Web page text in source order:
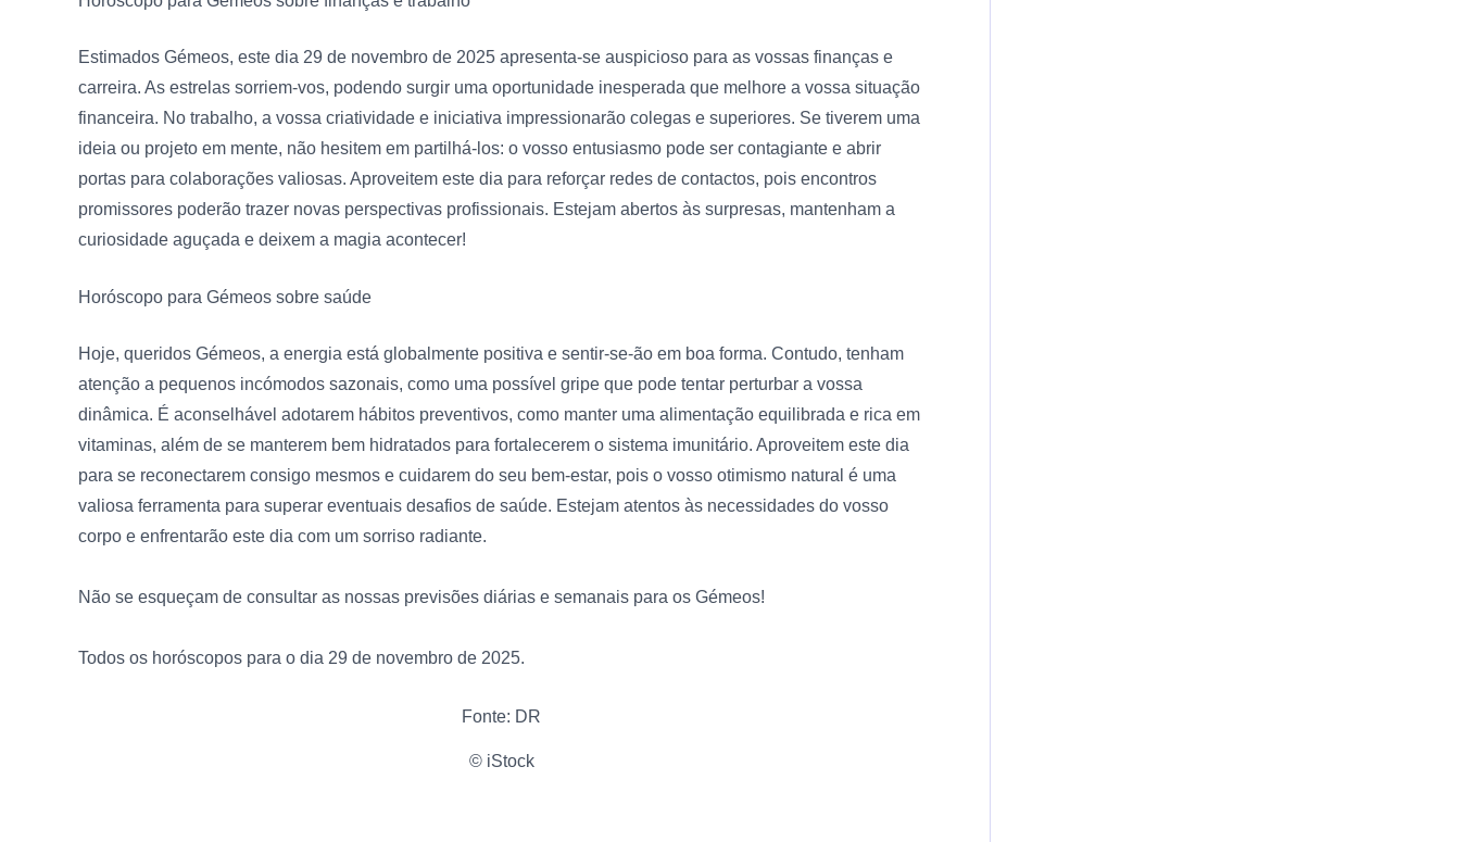
Estimados Gémeos, este dia 29 de novembro de 2025 apresenta-se auspicioso para as vossas finanças e
carreira. As estrelas sorriem-vos, podendo surgir uma oportunidade inesperada que melhore a vossa situação
financeira. No trabalho, a vossa criatividade e iniciativa impressionarão colegas e superiores. Se tiverem uma
ideia ou projeto em mente, não hesitem em partilhá-los: o vosso entusiasmo pode ser contagiante e abrir
portas para colaborações valiosas. Aproveitem este dia para reforçar redes de contactos, pois encontros
promissores poderão trazer novas perspectivas profissionais. Estejam abertos às surpresas, mantenham a
curiosidade aguçada e deixem a magia acontecer!
Horóscopo para Gémeos sobre saúde
Hoje, queridos Gémeos, a energia está globalmente positiva e sentir-se-ão em boa forma. Contudo, tenham
atenção a pequenos incómodos sazonais, como uma possível gripe que pode tentar perturbar a vossa
dinâmica. É aconselhável adotarem hábitos preventivos, como manter uma alimentação equilibrada e rica em
vitaminas, além de se manterem bem hidratados para fortalecerem o sistema imunitário. Aproveitem este dia
para se reconectarem consigo mesmos e cuidarem do seu bem-estar, pois o vosso otimismo natural é uma
valiosa ferramenta para superar eventuais desafios de saúde. Estejam atentos às necessidades do vosso
corpo e enfrentarão este dia com um sorriso radiante.
Não se esqueçam de consultar as nossas previsões diárias e semanais para os Gémeos!
Todos os horóscopos para o dia 29 de novembro de 2025.
Fonte: DR
© iStock